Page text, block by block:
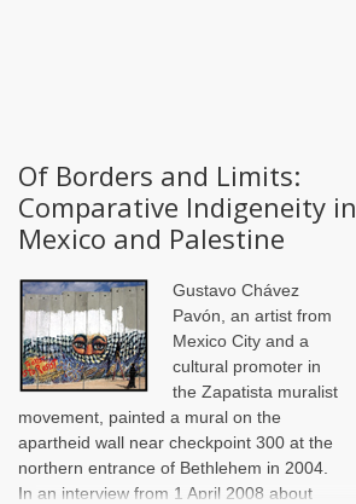
Of Borders and Limits:
Comparative Indigeneity in
Mexico and Palestine
Gustavo Chávez
Pavón, an artist from
Mexico City and a
cultural promoter in
the Zapatista muralist
movement, painted a mural on the
apartheid wall near checkpoint 300 at the
northern entrance of Bethlehem in 2004.
In an interview from 1 April 2008 about